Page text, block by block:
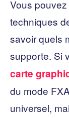
Vous
techniques
savoir quels
supporte. Si
carte
du mode
universel,